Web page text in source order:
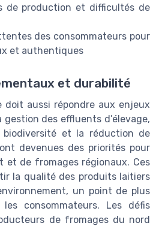
de production et difficultés de
des consommateurs pour
et authentiques
et durabilité
doit aussi répondre aux enjeux
des effluents d’élevage,
et la réduction de
devenues des priorités pour
et de fromages régionaux. Ces
la qualité des produits laitiers
un point de plus
consommateurs. Les défis
de fromages du nord